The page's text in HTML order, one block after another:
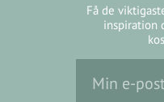
Få de
inspiration